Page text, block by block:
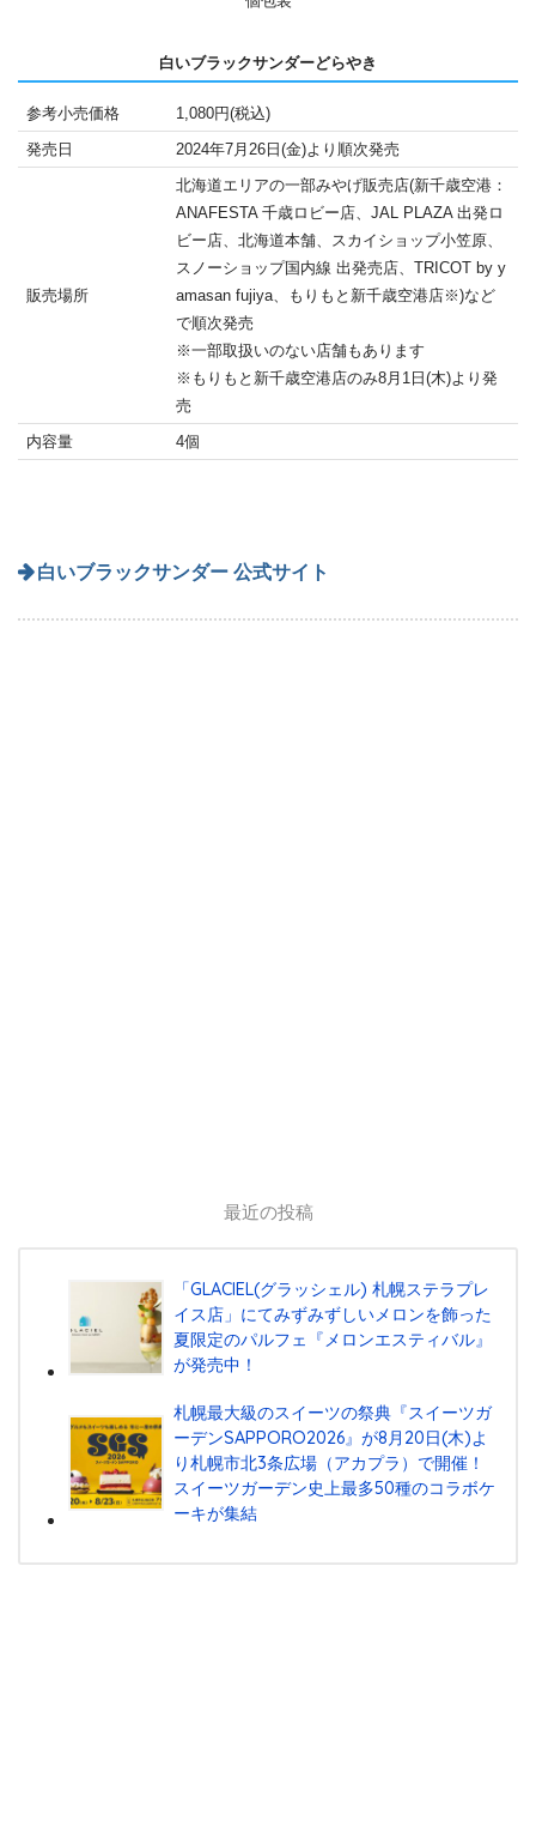
白いブラックサンダーどらやき
参考小売価格
1,080円(税込)
発売日
2024年7月26日(金)より順次発売
販売場所
北海道エリアの一部みやげ販売店(新千歳空港：
ANAFESTA 千歳ロビー店、JAL PLAZA 出発ロ
ビー店、北海道本舗、スカイショップ小笠原、
スノーショップ国内線 出発売店、TRICOT by y
amasan fujiya、もりもと新千歳空港店※)など
で順次発売
※一部取扱いのない店舗もあります
※もりもと新千歳空港店のみ8月1日(木)より発
売
内容量
4個
白いブラックサンダー 公式サイト
最近の投稿
「GLACIEL(グラッシェル) 札幌ステラプレ
イス店」にてみずみずしいメロンを飾った
夏限定のパルフェ『メロンエスティバル』
が発売中！
札幌最大級のスイーツの祭典『スイーツガ
ーデンSAPPORO2026』が8月20日(木)よ
り札幌市北3条広場（アカプラ）で開催！
スイーツガーデン史上最多50種のコラボケ
ーキが集結